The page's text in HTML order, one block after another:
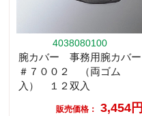
4038080100
腕カバー 事務用腕カバー
＃７００２ （両ゴム
入） １２双入
販売価格： 3,454円